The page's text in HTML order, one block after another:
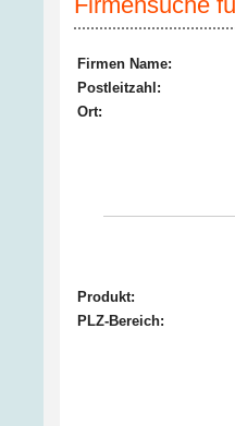
Firmen Name:
Postleitzahl:
Ort:
Produkt:
PLZ-Bereich: